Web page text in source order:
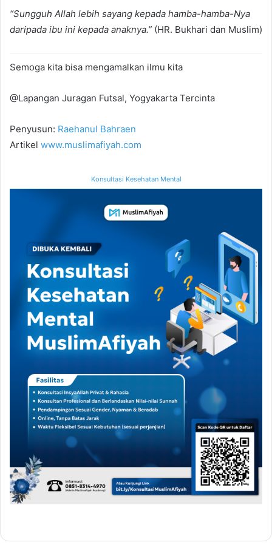
“Sungguh Allah lebih sayang kepada hamba-hamba-Nya
daripada ibu ini kepada anaknya.” (HR. Bukhari dan Muslim)
Semoga kita bisa mengamalkan ilmu kita
@Lapangan Juragan Futsal, Yogyakarta Tercinta
Penyusun: Raehanul Bahraen
Artikel www.muslimafiyah.com
Konsultasi Kesehatan Mental